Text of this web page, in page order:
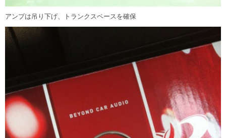
アンプは吊り下げ、トランクスペースを確保